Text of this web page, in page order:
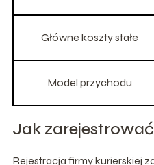
Główne koszty stałe
Model przychodu
Jak
Rejestracja firmy kurierskiej